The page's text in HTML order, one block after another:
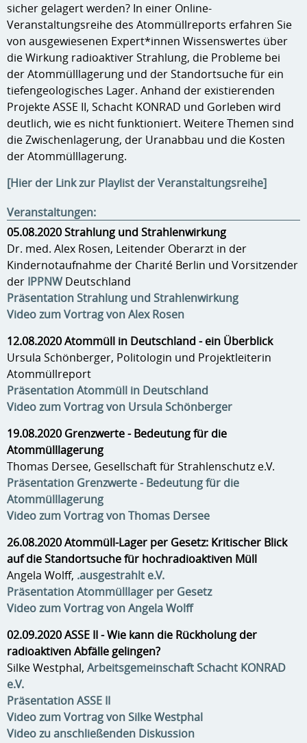
sicher gelagert werden? In einer Online-
Veranstaltungsreihe des Atommüllreports erfahren Sie
von ausgewiesenen Expert*innen Wissenswertes über
die Wirkung radioaktiver Strahlung, die Probleme bei
der Atommülllagerung und der Standortsuche für ein
tiefengeologisches Lager. Anhand der existierenden
Projekte ASSE II, Schacht KONRAD und Gorleben wird
deutlich, wie es nicht funktioniert. Weitere Themen sind
die Zwischenlagerung, der Uranabbau und die Kosten
der Atommülllagerung.
[Hier der Link zur Playlist der Veranstaltungsreihe]
Veranstaltungen:
05.08.2020 Strahlung und Strahlenwirkung
Dr. med. Alex Rosen, Leitender Oberarzt in der
Kindernotaufnahme der Charité Berlin und Vorsitzender
der IPPNWDeutschland
Präsentation Strahlung und Strahlenwirkung
Video zum Vortrag von Alex Rosen
12.08.2020 Atommüll in Deutschland - ein Überblick
Ursula Schönberger, Politologin und Projektleiterin
Atommüllreport
Präsentation Atommüll in Deutschland
Video zum Vortrag von Ursula Schönberger
19.08.2020 Grenzwerte - Bedeutung für die
Atommülllagerung
Thomas Dersee, Gesellschaft für Strahlenschutz e.V.
Präsentation Grenzwerte - Bedeutung für die
Atommülllagerung
Video zum Vortrag von Thomas Dersee
26.08.2020 Atommüll-Lager per Gesetz: Kritischer Blick
auf die Standortsuche für hochradioaktiven Müll
Angela Wolff, .ausgestrahlt e.V.
Präsentation Atommülllager per Gesetz
Video zum Vortrag von Angela Wolff
02.09.2020 ASSE II - Wie kann die Rückholung der
radioaktiven Abfälle gelingen?
Silke Westphal, Arbeitsgemeinschaft Schacht KONRAD
e.V.
Präsentation ASSE II
Video zum Vortrag von Silke Westphal
Video zu anschließenden Diskussion